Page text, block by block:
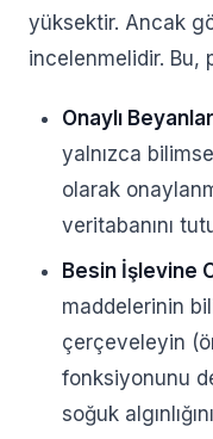
yüksektir. Ancak
incelenmelidir. Bu,
Onaylı
yalnızca
olarak
veritabanını
Besin İşlevine
maddelerinin
çerçeveleyin
fonksiyonunu
soğuk